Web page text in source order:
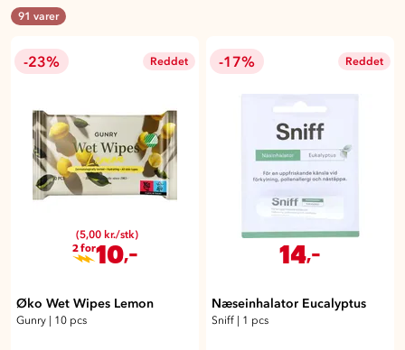
91 varer
-23% Reddet
(5,00 kr./stk)
2 for10,-
Øko Wet Wipes Lemon
Gunry 10 pcs
-17% Reddet
14,-
Næseinhalator Eucalyptus
Sniff 1 pcs